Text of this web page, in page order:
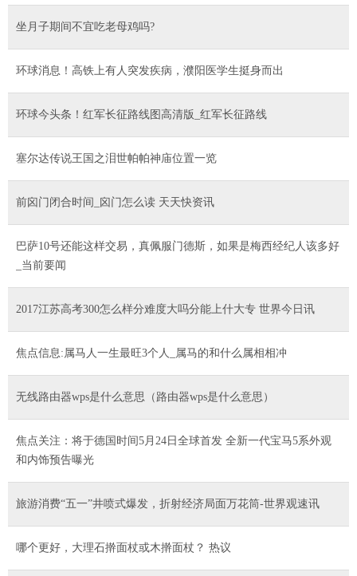
坐月子期间不宜吃老母鸡吗?
环球消息！高铁上有人突发疾病，濮阳医学生挺身而出
环球今头条！红军长征路线图高清版_红军长征路线
塞尔达传说王国之泪世帕帕神庙位置一览
前囟门闭合时间_囟门怎么读 天天快资讯
巴萨10号还能这样交易，真佩服门德斯，如果是梅西经纪人该多好
_当前要闻
2017江苏高考300怎么样分难度大吗分能上什大专 世界今日讯
焦点信息:属马人一生最旺3个人_属马的和什么属相相冲
无线路由器wps是什么意思（路由器wps是什么意思）
焦点关注：将于德国时间5月24日全球首发 全新一代宝马5系外观
和内饰预告曝光
旅游消费“五一”井喷式爆发，折射经济局面万花筒-世界观速讯
哪个更好，大理石擀面杖或木擀面杖？ 热议